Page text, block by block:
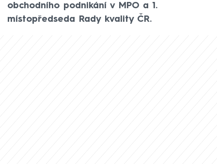
obchodního podnikání v MPO a 1.
místopředseda Rady kvality ČR.